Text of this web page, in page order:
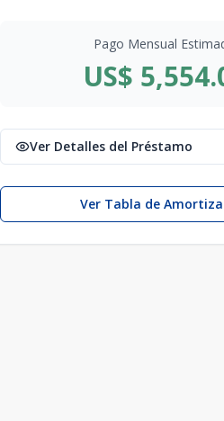
Pago Mensual
US$
Ver Detalles del Préstamo
Ver Tabla de